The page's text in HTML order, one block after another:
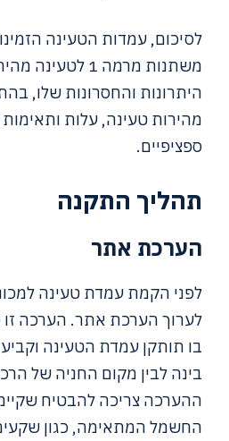
לסיכום, עמדות הטעינה
היתרונות והחסרונות שלו,
מהירות טעינה, עלות
ספציפיים.
תהליך התקנה
הערכת אתר
לפני הקמת עמדת טעינה
לערוך הערכת אתר. הערכה
בו תותקן עמדת הטעינה
בינה לבין מקום החניה של
ההערכה צריכה להבטיח
החשמל המתאימה, כגון